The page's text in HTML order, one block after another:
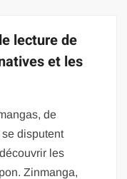
lecture de
et les
de
disputent
les
Zinmanga,